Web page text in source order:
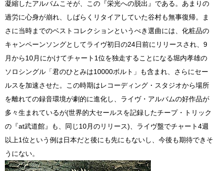
凝縮したアルバムこそが、この『栄光への脱出』である。あまりの
過労に心身が崩れ、しばらくリタイアしていた谷村も無事復帰。ま
さに当時までのベストコレクションというべき選曲には、化粧品の
キャンペーンソングとしてライヴ初日の24日前にリリースされ、9
月から10月にかけてチャート1位を独走することになる堀内孝雄の
ソロシングル「君のひとみは10000ボルト」も含まれ、さらにセー
ルスを加速させた。この時期はレコーディング・スタジオから場所
を離れての録音環境が劇的に進化し、ライヴ・アルバムの好作品が
多々生まれているが(世界的大セールスを記録したチープ・トリック
の『at武道館』も、同じ10月のリリース)、ライヴ盤でチャート4週
以上1位という例は日本だと後にも先にもないし、今後も期待できそ
うにない。